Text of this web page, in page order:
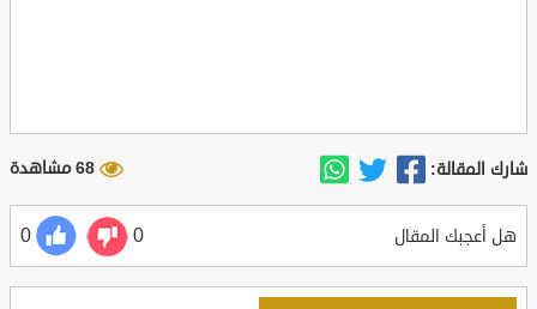
شارك المقالة: 68 مشاهدة
هل أعجبك المقال 0
0